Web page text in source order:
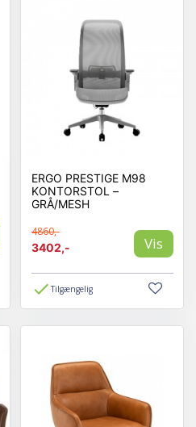
ERGO PRESTIGE M98
KONTORSTOL –
GRÅ/MESH
4860,-
3402,-
Vis
Tilgængelig